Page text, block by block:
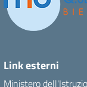
Link esterni
Ministero